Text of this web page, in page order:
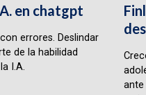
en chatgpt
errores. Deslindar
de la habilidad
I.A.